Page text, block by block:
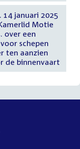
januari 2025
Motie
over een
schepen
ten aanzien
de binnenvaart